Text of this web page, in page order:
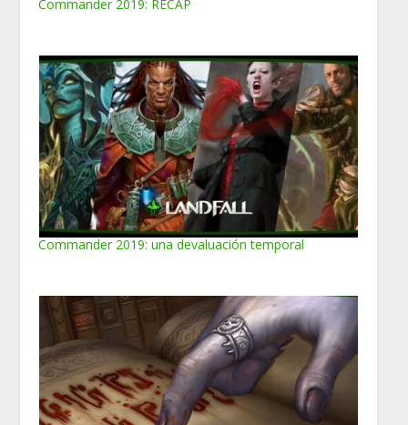
Commander 2019: RECAP
Commander 2019: una devaluación temporal